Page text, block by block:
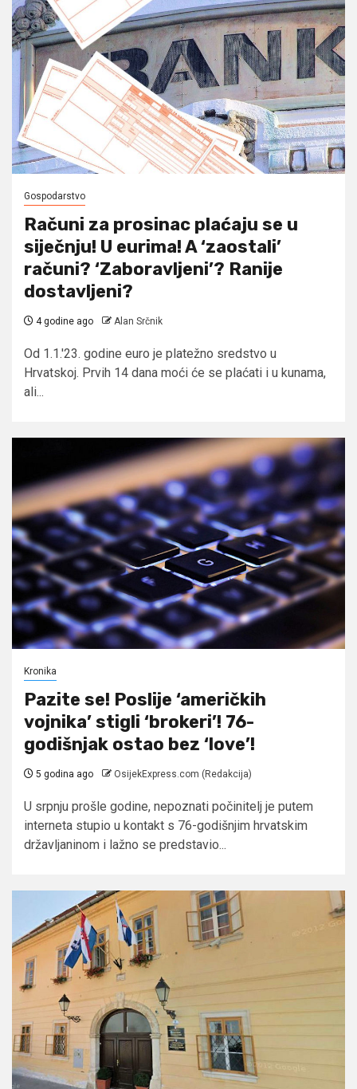
Gospodarstvo
Računi za prosinac plaćaju se u
siječnju! U eurima! A ‘zaostali’
računi? ‘Zaboravljeni’? Ranije
dostavljeni?
4 godine ago Alan Srčnik
Od 1.1.'23. godine euro je platežno sredstvo u
Hrvatskoj. Prvih 14 dana moći će se plaćati i u kunama,
ali...
Kronika
Pazite se! Poslije ‘američkih
vojnika’ stigli ‘brokeri’! 76-
godišnjak ostao bez ‘love’!
5 godina ago OsijekExpress.com (Redakcija)
U srpnju prošle godine, nepoznati počinitelj je putem
interneta stupio u kontakt s 76-godišnjim hrvatskim
državljaninom i lažno se predstavio...